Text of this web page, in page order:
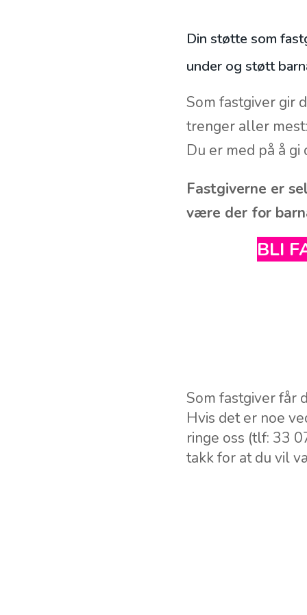
Din støtte som
under og støtt
Som fastgiver gir
trenger aller
Du er med på å
Fastgiverne er
være der for
BLI
Som fastgiver får
Hvis det er noe
ringe oss (tlf: 33
takk for at du vil